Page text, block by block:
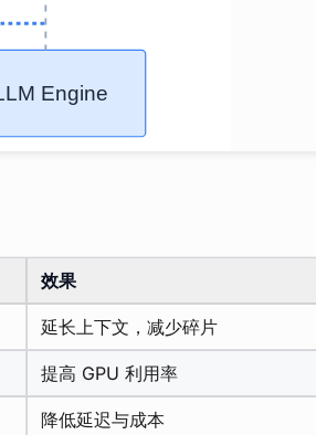
效果
延长上下文，减少碎片
提高 GPU 利用率
降低延迟与成本